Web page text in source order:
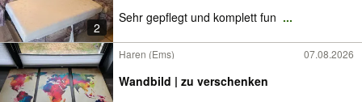
2
Sehr gepflegt und komplett fun ...
Haren (Ems) 07.08.2026
Wandbild | zu verschenken